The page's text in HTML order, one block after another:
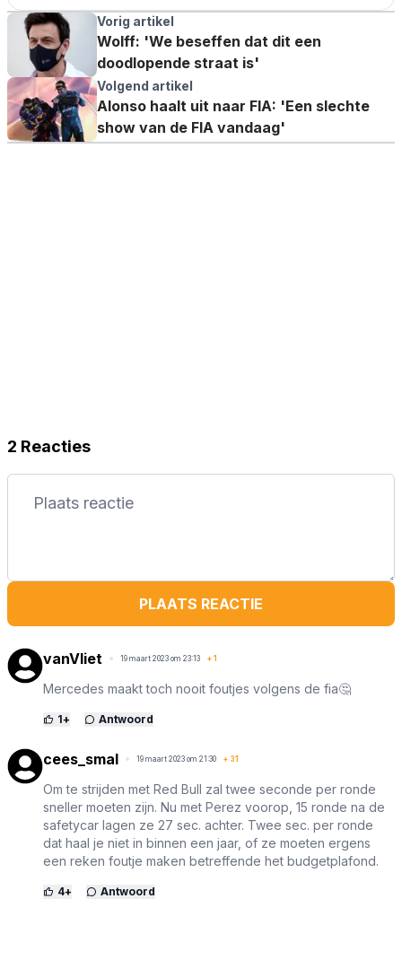
Vorig artikel
Wolff: 'We beseffen dat dit een
doodlopende straat is'
Volgend artikel
Alonso haalt uit naar FIA: 'Een slechte
show van de FIA vandaag'
2 Reacties
PLAATS REACTIE
vanVliet 19 maart 2023 om 23:13 + 1
Mercedes maakt toch nooit foutjes volgens de fia🤔
1+ Antwoord
cees_smal 19 maart 2023 om 21:30 + 31
Om te strijden met Red Bull zal twee seconde per ronde
sneller moeten zijn. Nu met Perez voorop, 15 ronde na de
safetycar lagen ze 27 sec. achter. Twee sec. per ronde
dat haal je niet in binnen een jaar, of ze moeten ergens
een reken foutje maken betreffende het budgetplafond.
4+ Antwoord